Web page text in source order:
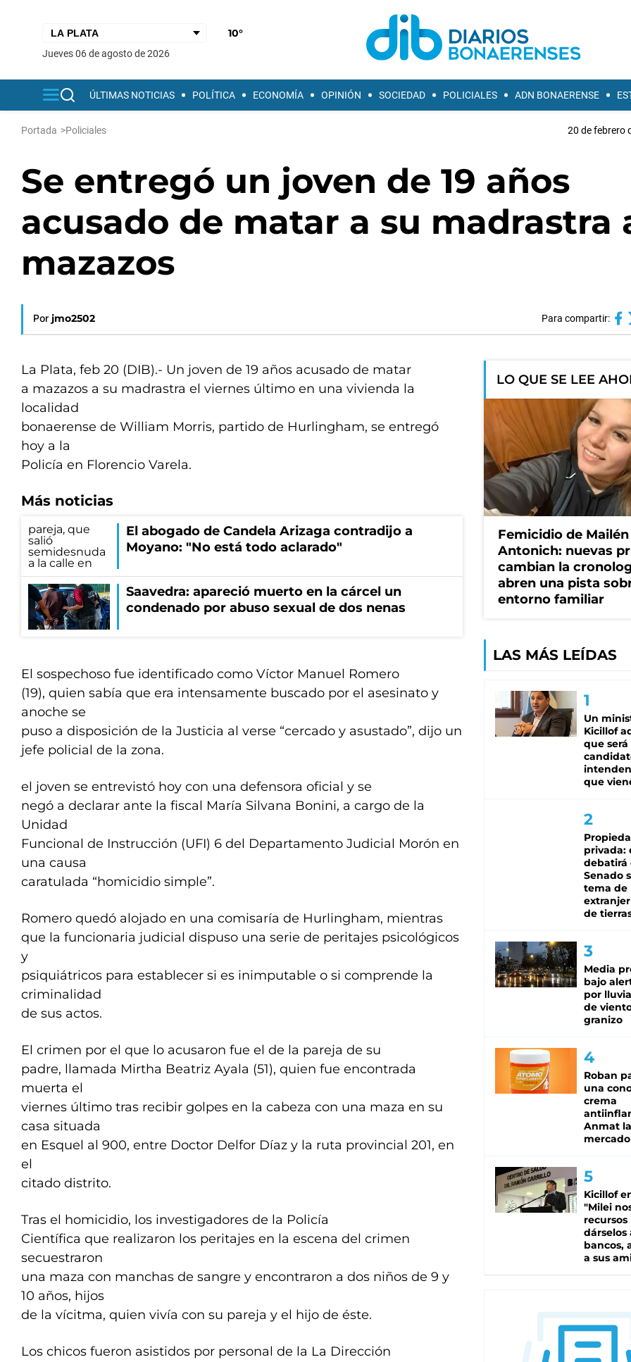
10°
jueves 06 de agosto de 2026
ÚLTIMAS NOTICIAS POLÍTICA ECONOMÍA OPINIÓN SOCIEDAD POLICIALES ADN BONAERENSE
Portada >Policiales 20 de febrero
Se entregó un joven de 19 años
acusado de matar a su madrastra
mazazos
Por jmo2502 Para compartir:
La Plata, feb 20 (DIB).- Un joven de 19 años acusado de matar
a mazazos a su madrastra el viernes último en una vivienda la
localidad
bonaerense de William Morris, partido de Hurlingham, se entregó
hoy a la
Policía en Florencio Varela.
Más noticias
El abogado de Candela Arizaga contradijo a
Moyano: "No está todo aclarado"
Saavedra: apareció muerto en la cárcel un
condenado por abuso sexual de dos nenas
El sospechoso fue identificado como Víctor Manuel Romero
(19), quien sabía que era intensamente buscado por el asesinato y
anoche se
puso a disposición de la Justicia al verse “cercado y asustado”, dijo un
jefe policial de la zona.
el joven se entrevistó hoy con una defensora oficial y se
negó a declarar ante la fiscal María Silvana Bonini, a cargo de la
Unidad
Funcional de Instrucción (UFI) 6 del Departamento Judicial Morón en
una causa
caratulada “homicidio simple”.
Romero quedó alojado en una comisaría de Hurlingham, mientras
que la funcionaria judicial dispuso una serie de peritajes psicológicos
y
psiquiátricos para establecer si es inimputable o si comprende la
criminalidad
de sus actos.
El crimen por el que lo acusaron fue el de la pareja de su
padre, llamada Mirtha Beatriz Ayala (51), quien fue encontrada
muerta el
viernes último tras recibir golpes en la cabeza con una maza en su
casa situada
en Esquel al 900, entre Doctor Delfor Díaz y la ruta provincial 201, en
el
citado distrito.
Tras el homicidio, los investigadores de la Policía
Científica que realizaron los peritajes en la escena del crimen
secuestraron
una maza con manchas de sangre y encontraron a dos niños de 9 y
10 años, hijos
de la vícitma, quien vivía con su pareja y el hijo de éste.
Los chicos fueron asistidos por personal de la La Dirección
LO QUE SE LEE
Femicidio de Mailén
Antonich: nuevas
cambian la
abren una pista
entorno familiar
LAS MÁS LEÍDAS
Un
Kicillof
que será
que
privada:
debatirá
Senado
tema de
de
Media
bajo
por
de
granizo
Roban
una
crema
Anmat
mercado
Kicillof
"Milei
recursos
dárselos
bancos,
a sus